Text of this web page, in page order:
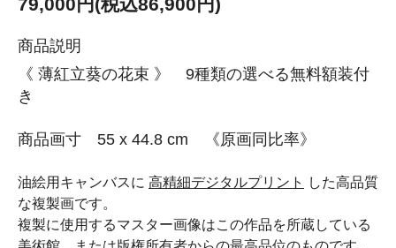
商品説明
《 薄紅立葵の花束 》 9種類の選べる無料額装付
き
商品画寸 55 x 44.8 cm 《原画同比率》
油絵用キャンバスに 高精細デジタルプリント
した高品質
な複製画です。
複製に使用するマスター画像はこの作品を所蔵している